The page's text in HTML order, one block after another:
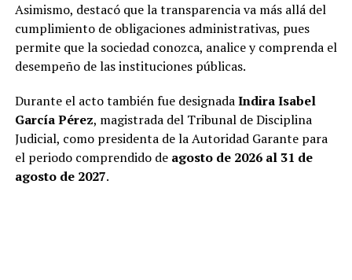
Asimismo, destacó que la transparencia va más allá del
cumplimiento de obligaciones administrativas, pues
permite que la sociedad conozca, analice y comprenda el
desempeño de las instituciones públicas.
Durante el acto también fue designadaIndira Isabel
García Pérez, magistrada del Tribunal de Disciplina
Judicial, como presidenta de la Autoridad Garante para
el periodo comprendido de agosto de 2026 al 31 de
agosto de 2027.